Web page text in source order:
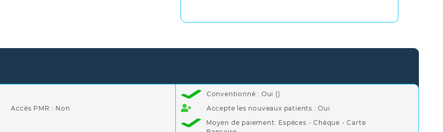
Accès PMR : Non
Conventionné : Oui ()
Accepte les nouveaux patients : Oui
Moyen de paiement: Espèces - Chèque - Carte